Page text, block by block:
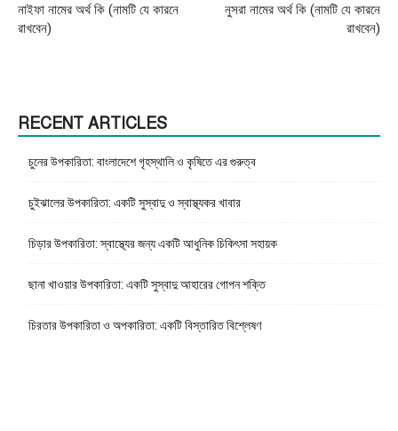
নাইফা নামের অর্থ কি (নামটি যে কারনে
রাখবেন)
নুসরা নামের অর্থ কি (নামটি যে কারনে
রাখবেন)
RECENT ARTICLES
চুনের উপকারিতা: বাংলাদেশে গৃহস্থালি ও কৃষিতে এর গুরুত্ব
চুইঝালের উপকারিতা: একটি সুস্বাদু ও স্বাস্থ্যকর খাবার
চিড়ার উপকারিতা: স্বাস্থ্যের জন্য একটি আধুনিক চিকিৎসা সহায়ক
ছানা খাওয়ার উপকারিতা: একটি সুস্বাদু আহারের গোপন শক্তি
চিরতার উপকারিতা ও অপকারিতা: একটি বিস্তারিত বিশ্লেষণ